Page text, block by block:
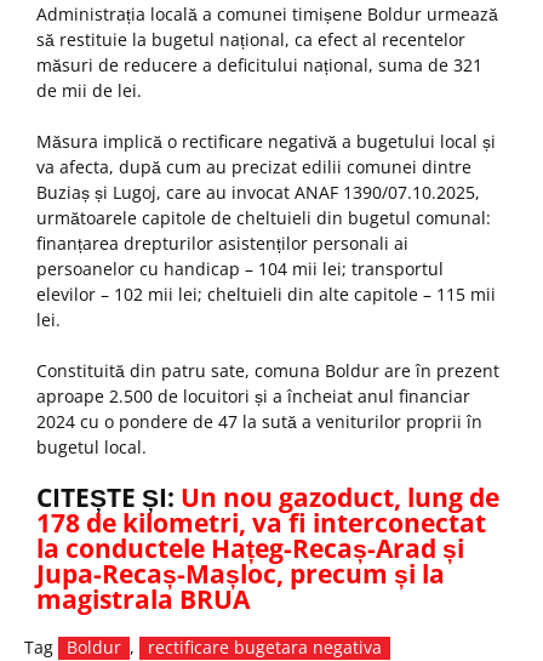
Administrația locală a comunei timișene Boldur urmează
să restituie la bugetul național, ca efect al recentelor
măsuri de reducere a deficitului național, suma de 321
de mii de lei.
Măsura implică o rectificare negativă a bugetului local și
va afecta, după cum au precizat edilii comunei dintre
Buziaș și Lugoj, care au invocat ANAF 1390/07.10.2025,
următoarele capitole de cheltuieli din bugetul comunal:
finanțarea drepturilor asistenților personali ai
persoanelor cu handicap – 104 mii lei; transportul
elevilor – 102 mii lei; cheltuieli din alte capitole – 115 mii
lei.
Constituită din patru sate, comuna Boldur are în prezent
aproape 2.500 de locuitori și a încheiat anul financiar
2024 cu o pondere de 47 la sută a veniturilor proprii în
bugetul local.
CITEȘTE ȘI: Un nou gazoduct, lung de
178 de kilometri, va fi interconectat
la conductele Hațeg-Recaș-Arad și
Jupa-Recaș-Mașloc, precum și la
magistrala BRUA
Tag Boldur , rectificare bugetara negativa